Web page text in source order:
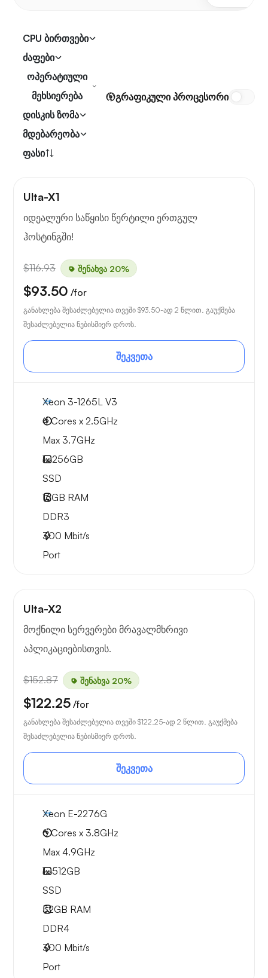
CPU ბირთვები
ძაფები
ოპერატიული
მეხსიერება
დისკის ზომა
მდებარეობა
ფასი
გრაფიკული პროცესორი
Ulta-X1
იდეალური საწყისი წერტილი ერთგულ
ჰოსტინგში!
$116.93 შენახვა 20%
$93.50 /for
განახლება შესაძლებელია თვეში $93.50-ად 2 წლით. გაუქმება
შესაძლებელია ნებისმიერ დროს.
შეკვეთა
Xeon 3-1265L V3
4 Cores x 2.5GHz
Max 3.7GHz
1x256GB
SSD
16GB RAM
DDR3
300 Mbit/s
Port
Ulta-X2
მოქნილი სერვერები მრავალმხრივი
აპლიკაციებისთვის.
$152.87 შენახვა 20%
$122.25 /for
განახლება შესაძლებელია თვეში $122.25-ად 2 წლით. გაუქმება
შესაძლებელია ნებისმიერ დროს.
შეკვეთა
Xeon E-2276G
6 Cores x 3.8GHz
Max 4.9GHz
1x512GB
SSD
32GB RAM
DDR4
300 Mbit/s
Port